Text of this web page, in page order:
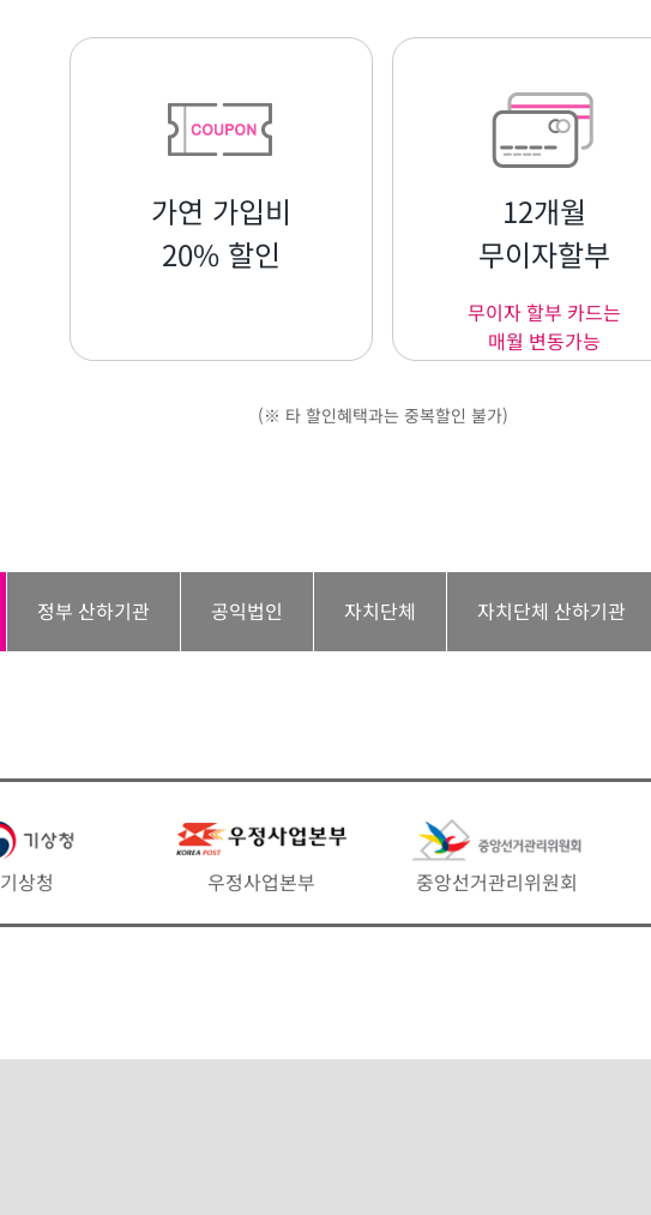
가연 가입비
20% 할인
12개월
무이자할부
무이자 할부 카드는
매월 변동가능
(※ 타 할인혜택과는 중복할인 불가)
정부 산하기관 공익법인 자치단체 자치단체 산하기관
기상청 우정사업본부 중앙선거관리위원회